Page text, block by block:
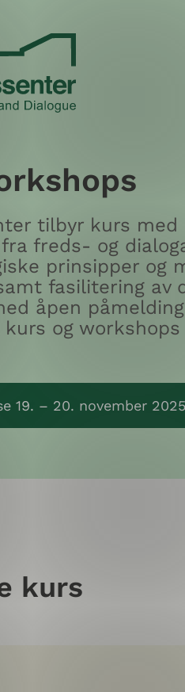
tilbyr kurs
freds- og
prinsipper og
fasilitering av
åpen
kurs og
19. – 20. november 2025
kurs